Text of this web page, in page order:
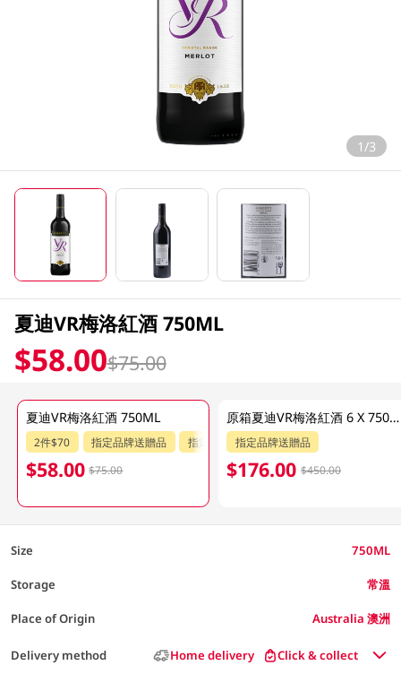
1/3
夏迪VR梅洛紅酒 750ML
$58.00$75.00
夏迪VR梅洛紅酒 750ML
2件$70 指定品牌送贈品 指定分類85折
$58.00 $75.00
原箱夏迪VR梅洛紅酒 6 X 750ML
指定品牌送贈品
$176.00 $450.00
Size 750ML
Storage 常溫
Place of Origin Australia 澳洲
Delivery method Home delivery Click & collect